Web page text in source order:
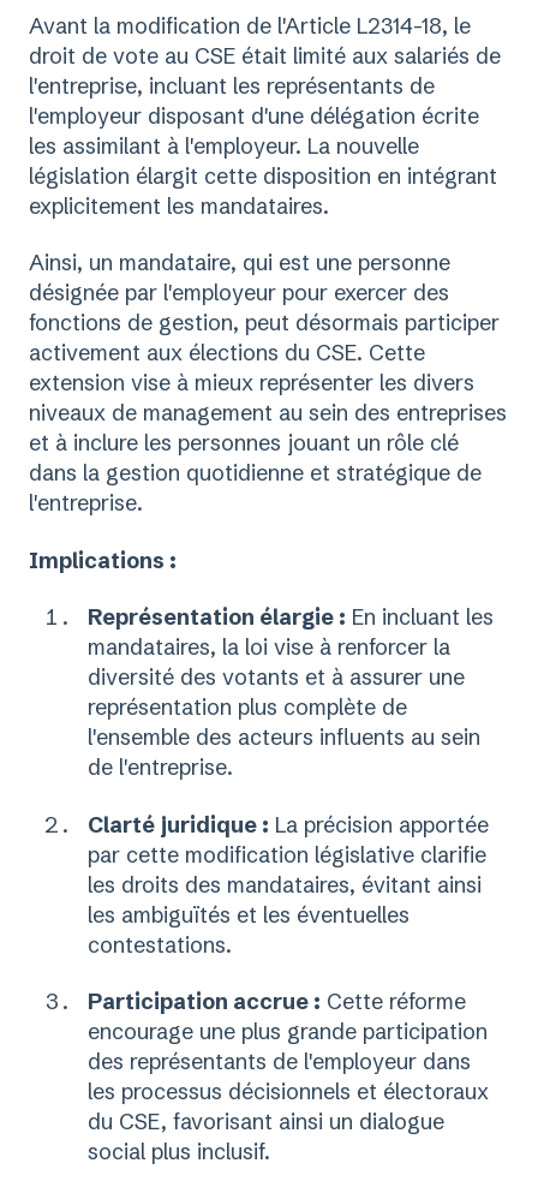
Avant la modification de l'Article L2314-18, le
droit de vote au CSE était limité aux salariés de
l'entreprise, incluant les représentants de
l'employeur disposant d'une délégation écrite
les assimilant à l'employeur. La nouvelle
législation élargit cette disposition en intégrant
explicitement les mandataires.
Ainsi, un mandataire, qui est une personne
désignée par l'employeur pour exercer des
fonctions de gestion, peut désormais participer
activement aux élections du CSE. Cette
extension vise à mieux représenter les divers
niveaux de management au sein des entreprises
et à inclure les personnes jouant un rôle clé
dans la gestion quotidienne et stratégique de
l'entreprise.
Implications :
Représentation élargie : En incluant les
mandataires, la loi vise à renforcer la
diversité des votants et à assurer une
représentation plus complète de
l'ensemble des acteurs influents au sein
de l'entreprise.
Clarté juridique : La précision apportée
par cette modification législative clarifie
les droits des mandataires, évitant ainsi
les ambiguïtés et les éventuelles
contestations.
Participation accrue : Cette réforme
encourage une plus grande participation
des représentants de l'employeur dans
les processus décisionnels et électoraux
du CSE, favorisant ainsi un dialogue
social plus inclusif.